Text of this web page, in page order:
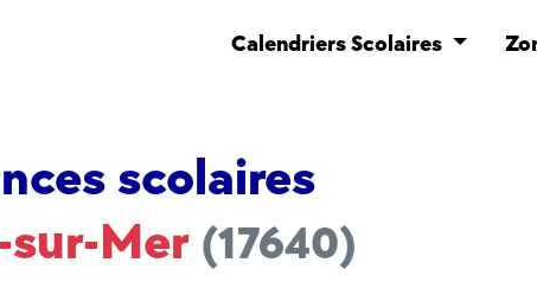
Calendriers Scolaires
scolaires
sur-Mer (17640)